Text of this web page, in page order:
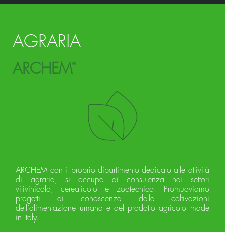
AGRARIA
ARCHEM®
ARCHEM con il proprio dipartimento dedicato alle attività
di agraria, si occupa di consulenza nei settori
vitivinicolo, cerealicolo e zootecnico. Promuoviamo
progetti di conoscenza delle coltivazioni
dell’alimentazione umana e del prodotto agricolo made
in Italy.